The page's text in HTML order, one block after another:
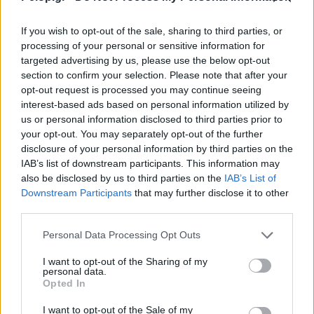
If you wish to opt-out of the sale, sharing to third parties, or
processing of your personal or sensitive information for
targeted advertising by us, please use the below opt-out
section to confirm your selection. Please note that after your
opt-out request is processed you may continue seeing
interest-based ads based on personal information utilized by
us or personal information disclosed to third parties prior to
your opt-out. You may separately opt-out of the further
disclosure of your personal information by third parties on the
IAB’s list of downstream participants. This information may
also be disclosed by us to third parties on the IAB’s List of
Downstream Participants that may further disclose it to other
Please note that this website/app uses one or more Google
not limited to your visit or usage behaviour. You may click to
grant or deny consent to Google and its third-party tags to
use your data for below specified purposes in below Google
consent section.
Personal Data Processing Opt Outs
I want to opt-out of the Sharing of my
personal data.
Opted In
I want to opt-out of the Sale of my
την ελληνική αποστολή